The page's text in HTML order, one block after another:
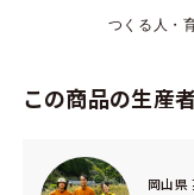
つくる人・
この商品の生産
岡山県